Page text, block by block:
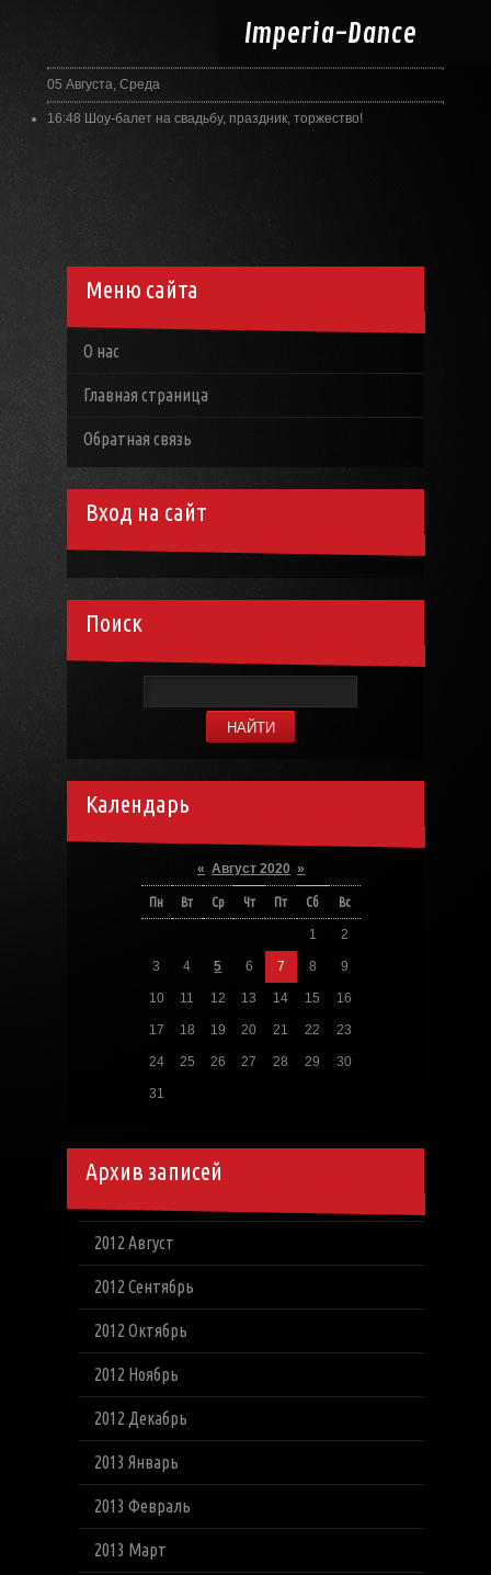
Imperia-Dance
05 Августа, Среда
16:48 Шоу-балет на свадьбу, праздник, торжество!
Меню сайта
О нас
Главная страница
Обратная связь
Вход на сайт
Поиск
Календарь
« Август 2020 »
Пн Вт Ср Чт Пт Сб Вс
1 2
3 4 5 6 7 8 9
10 11 12 13 14 15 16
17 18 19 20 21 22 23
24 25 26 27 28 29 30
31
Архив записей
2012 Август
2012 Сентябрь
2012 Октябрь
2012 Ноябрь
2012 Декабрь
2013 Январь
2013 Февраль
2013 Март